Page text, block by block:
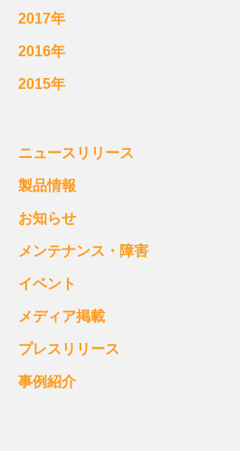
2017年
2016年
2015年
ニュースリリース
製品情報
お知らせ
メンテナンス・障害
イベント
メディア掲載
プレスリリース
事例紹介